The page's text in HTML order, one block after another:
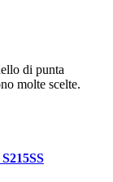
di punta
molte scelte.